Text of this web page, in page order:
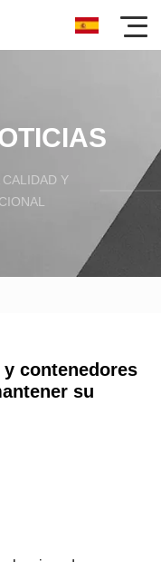
CALIDAD Y
contenedores
su